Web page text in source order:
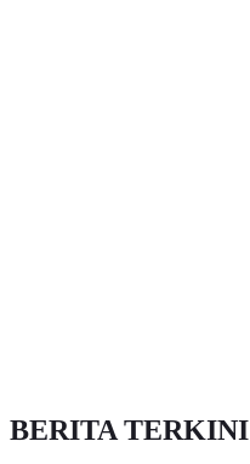
BERITA TERKINI